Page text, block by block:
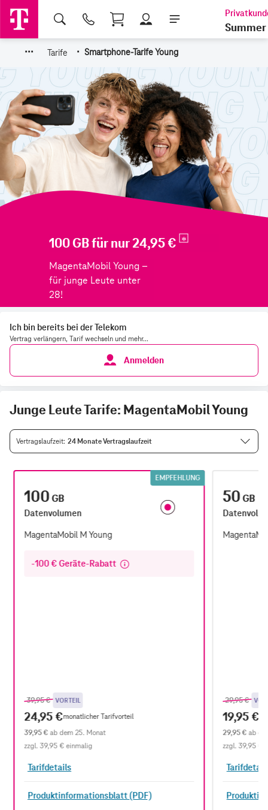
Shopping Cart
Summer
··· Tarife · Smartphone-Tarife Young
Ich bin bereits bei der Telekom
Vertrag verlängern, Tarif wechseln und mehr...
Anmelden
Junge Leute Tarife: MagentaMobil Young
Vertragslaufzeit 24 Monate Vertragslaufzeit
EMPFEHLUNG
100GB
Datenvolumen
MagentaMobil M Young
-100 € Geräte-Rabatt
Previous price
39,95 € VORTEIL
24,95 €monatlicher Tarifvorteil
39,95 €ab dem 25. Monat
zzgl. 39,95 €einmalig
Tarifdetails
Produktinformationsblatt (PDF)
50GB
Previous
29,95 €
19,95 €
29,95 € ab
zzgl. 39,95 €